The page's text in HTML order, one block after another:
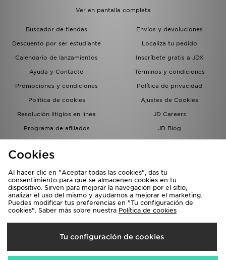
Ver en pantalla completa
Buscador de tiendas
Envíos y devoluciones
Descuento por ser estudiante
Localiza tu pedido
Calendario de lanzamientos
Inscríbete gratis a JDX
Ayuda y Contacto
Términos y condiciones
Promociones y condiciones
Política de privacidad
Política de cookies
Ajustes de Cookies
Resolución litigios en línea
JD Careers
Programa de afiliados
JD Blog
del grupo JD - Whistleblowing
Selecciona País
España
Cookies
Al hacer clic en "Aceptar todas las cookies", das tu
consentimiento para que se almacenen cookies en tu
dispositivo. Sirven para mejorar la navegación por el sitio,
analizar el uso del mismo y ayudarnos a mejorar el marketing.
Puedes modificar tus preferencias en "Tu configuración de
cookies". Saber más sobre nuestra Política de cookies
Tu configuración de cookies